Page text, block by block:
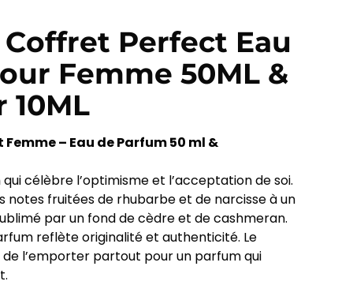
Coffret Perfect Eau
Femme 50ML &
– Eau de Parfum 50 ml &
célèbre l’optimisme et l’acceptation de soi.
notes fruitées de rhubarbe et de narcisse à un
par un fond de cèdre et de cashmeran.
reflète originalité et authenticité. Le
l’emporter partout pour un parfum qui